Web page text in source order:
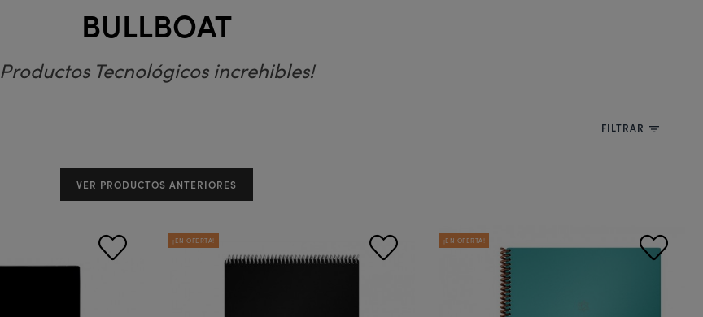
BULLBOAT
Productos Tecnológicos increhibles!
FILTRAR filter_list
VER PRODUCTOS ANTERIORES
¡EN OFERTA! ¡EN OFERTA!